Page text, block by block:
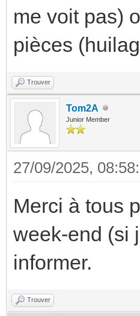
me voit pas)
pièces
Trouver
Tom2A
Junior Member
27/09/2025,
Merci à tous
week-end (si
informer.
Trouver